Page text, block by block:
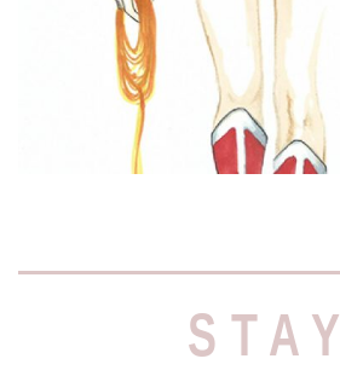
Read More »
STAY